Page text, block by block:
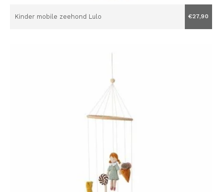
Kinder mobile zeehond Lulo €27,90